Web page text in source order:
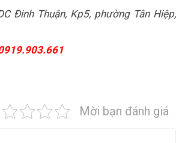
Đinh Thuận, Kp5, phường Tân Hiệp,
Mời bạn đánh giá